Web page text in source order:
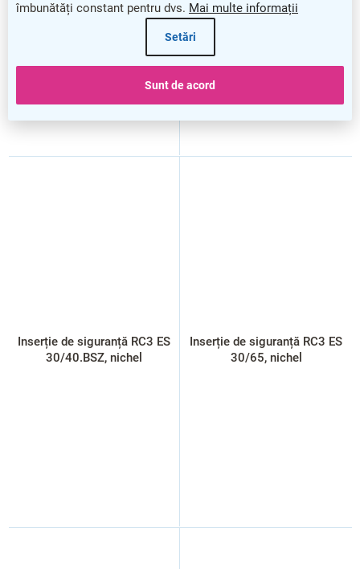
îmbunătăți constant pentru dvs. Mai multe informații
Setări
Sunt de acord
Inserție de siguranță RC3 ES
30/40.BSZ, nichel
Inserție de siguranță RC3 ES
30/65, nichel